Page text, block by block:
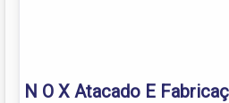
N O X Atacado E